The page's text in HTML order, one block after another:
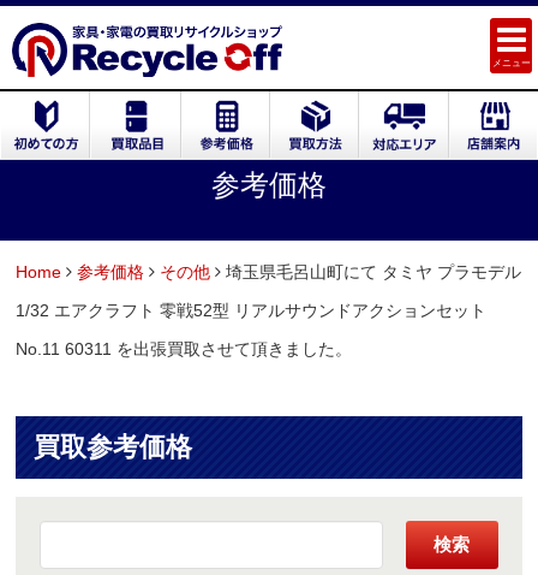
メニュー
参考価格
Home 参考価格 その他
埼玉県毛呂山町にて タミヤ プラモデル
1/32 エアクラフト 零戦52型 リアルサウンドアクションセット
No.11 60311 を出張買取させて頂きました。
買取参考価格
検索